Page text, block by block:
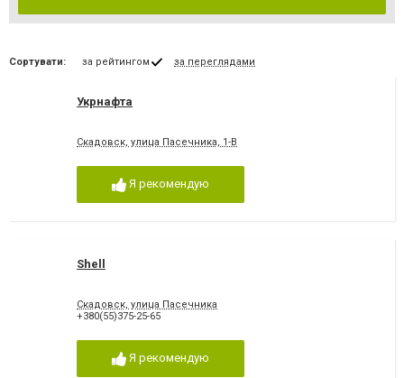
Сортувати: за рейтингом за переглядами
Укрнафта
Скадовск, улица Пасечника, 1-В
Я рекомендую
Shell
Скадовск, улица Пасечника
+380(55)375-25-65
Я рекомендую